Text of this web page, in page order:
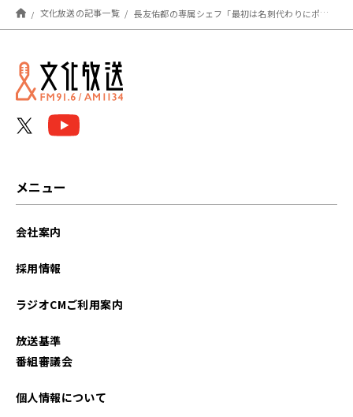
文化放送の記事一覧 長友佑都の専属シェフ「最初は名刺代わりにポタージュを提供しました」
メニュー
会社案内
採用情報
ラジオCMご利用案内
放送基準
番組審議会
個人情報について